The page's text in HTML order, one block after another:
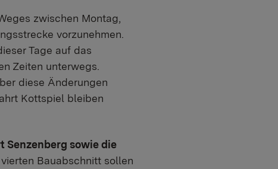
zwischen Montag,
vorzunehmen.
Tage auf das
Zeiten unterwegs.
diese Änderungen
Kottspiel bleiben
Senzenberg sowie die
Bauabschnitt sollen